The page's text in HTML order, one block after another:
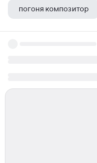
погоня композитор